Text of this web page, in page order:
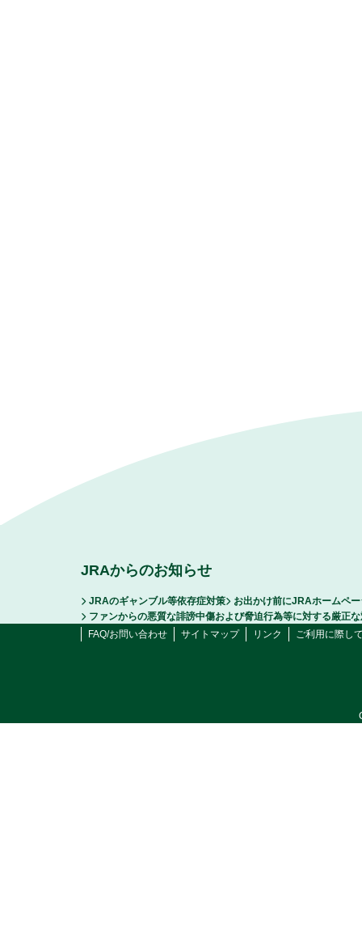
JRAからのお知らせ
JRAのギャンブル等依存症対策
お出かけ前にJRAホームペ
ファンからの悪質な誹謗中傷および脅迫行為等に対する厳正
FAQ/お問い合わせ
サイトマップ リンク ご利用に際し